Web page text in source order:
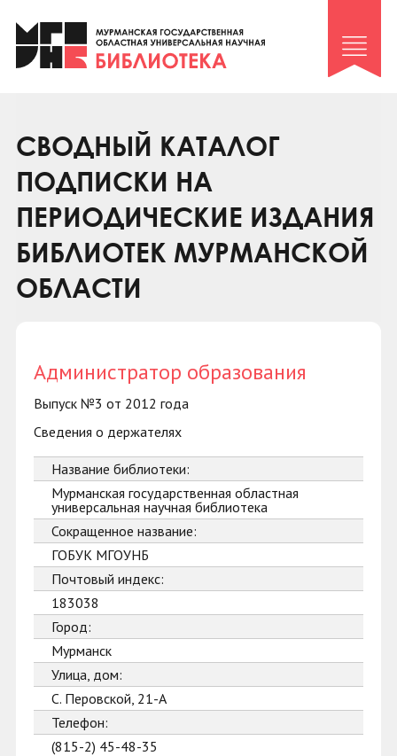
Клуб «Гиря и сельдерей»
Клуб «Семейный архив»
Коллегам
Контакты
СВОДНЫЙ КАТАЛОГ
ПОДПИСКИ НА
ПЕРИОДИЧЕСКИЕ ИЗДАНИЯ
БИБЛИОТЕК МУРМАНСКОЙ
ОБЛАСТИ
Администратор образования
Выпуск №3 от 2012 года
Сведения о держателях
Название библиотеки:
Мурманская государственная областная
универсальная научная библиотека
Сокращенное название:
ГОБУК МГОУНБ
Почтовый индекс:
183038
Город:
Мурманск
Улица, дом:
С. Перовской, 21-А
Телефон:
(815-2) 45-48-35